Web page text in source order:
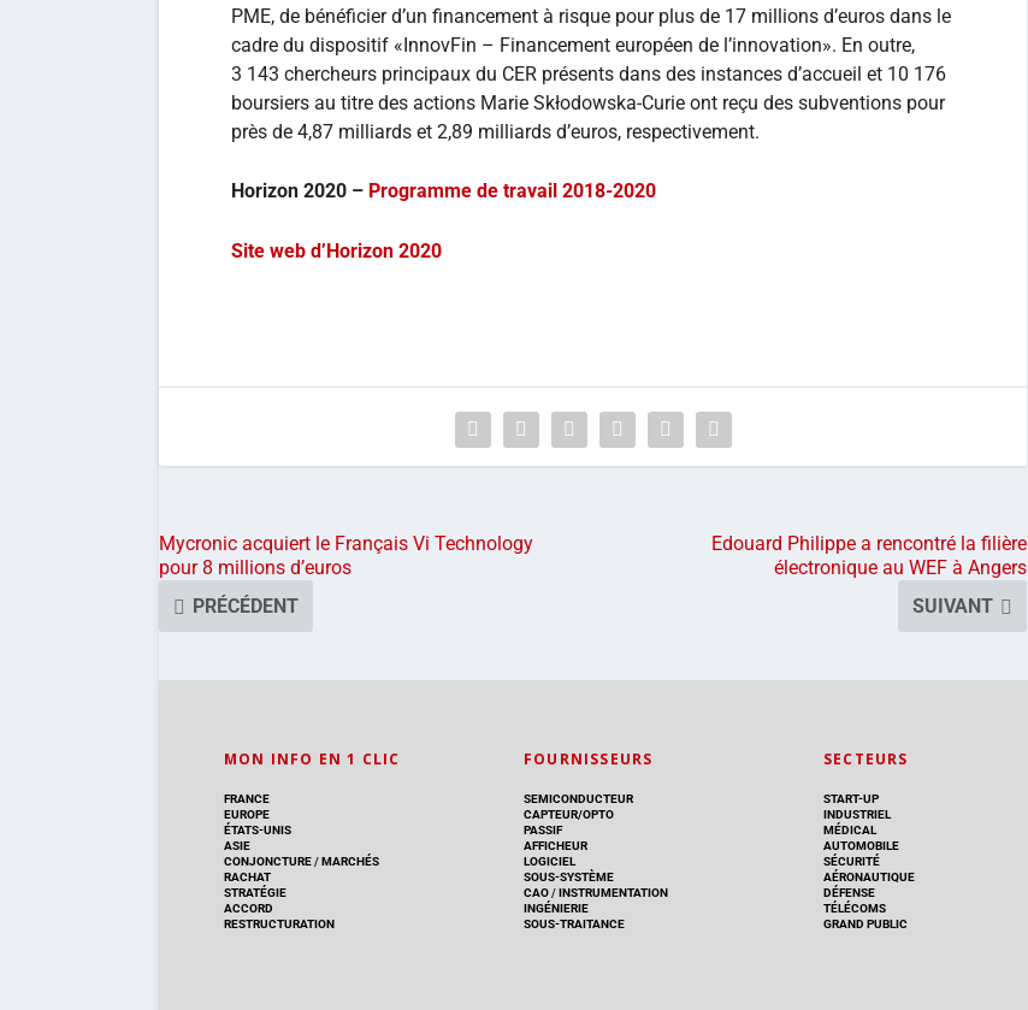
PME, de bénéficier d’un financement à risque pour plus de 17 millions d’euros dans le
cadre du dispositif «InnovFin – Financement européen de l’innovation». En outre,
3 143 chercheurs principaux du CER présents dans des instances d’accueil et 10 176
boursiers au titre des actions Marie Skłodowska-Curie ont reçu des subventions pour
près de 4,87 milliards et 2,89 milliards d’euros, respectivement.
Horizon 2020 – Programme de travail 2018-2020
Site web d’Horizon 2020
Mycronic acquiert le Français Vi Technology
pour 8 millions d’euros
PRÉCÉDENT
Edouard Philippe a rencontré la filière
électronique au WEF à Angers
SUIVANT
MON INFO EN 1 CLIC
FRANCE
EUROPE
ÉTATS-UNIS
ASIE
CONJONCTURE/MARCHÉS
RACHAT
STRATÉGIE
ACCORD
RESTRUCTURATION
FOURNISSEURS
SEMICONDUCTEUR
CAPTEUR/OPTO
PASSIF
AFFICHEUR
LOGICIEL
SOUS-SYSTÈME
CAO/INSTRUMENTATION
INGÉNIERIE
SOUS-TRAITANCE
SECTEURS
START-UP
INDUSTRIEL
MÉDICAL
AUTOMOBILE
SÉCURITÉ
AÉRONAUTIQUE
DÉFENSE
TÉLÉCOMS
GRAND PUBLIC